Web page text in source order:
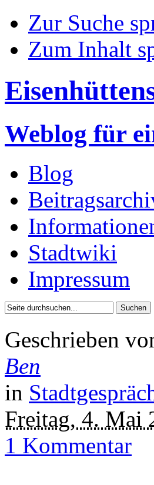
Zur Suche
Zum Inhalt
Weblog für
Blog
Stadtwiki
Impressum
Geschrieben
Ben
in
Freitag, 4. Mai
1 Kommentar